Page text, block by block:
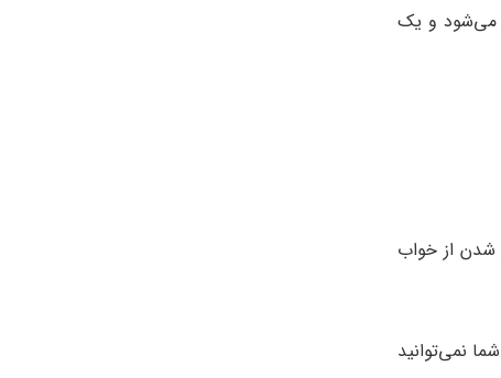
می‌شود و یک
شدن از خواب
توجه داشته باشید. شما نمی‌توانید